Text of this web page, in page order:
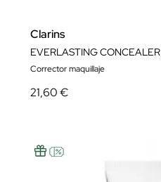
Clarins
EVERLASTING CONCEALER
Corrector maquillaje
21,60 €